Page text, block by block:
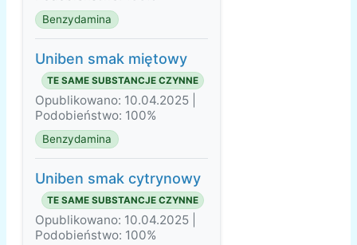
Benzydamina
Uniben smak miętowy
TE SAME SUBSTANCJE CZYNNE
Opublikowano: 10.04.2025 |
Podobieństwo: 100%
Benzydamina
Uniben smak cytrynowy
TE SAME SUBSTANCJE CZYNNE
Opublikowano: 10.04.2025 |
Podobieństwo: 100%